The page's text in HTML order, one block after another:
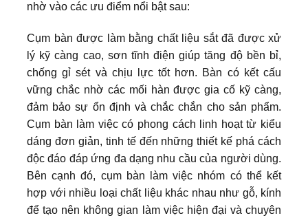
nhờ vào các ưu điểm nổi bật sau:
Cụm bàn được làm bằng chất liệu sắt đã được xử
lý kỹ càng cao, sơn tĩnh điện giúp tăng độ bền bỉ,
chống gỉ sét và chịu lực tốt hơn. Bàn có kết cấu
vững chắc nhờ các mối hàn được gia cố kỹ càng,
đảm bảo sự ổn định và chắc chắn cho sản phẩm.
Cụm bàn làm việc có phong cách linh hoạt từ kiểu
dáng đơn giản, tinh tế đến những thiết kế phá cách
độc đáo đáp ứng đa dạng nhu cầu của người dùng.
Bên cạnh đó, cụm bàn làm việc nhóm có thể kết
hợp với nhiều loại chất liệu khác nhau như gỗ, kính
để tạo nên không gian làm việc hiện đại và chuyên